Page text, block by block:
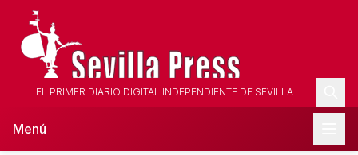
EL PRIMER DIARIO DIGITAL INDEPENDIENTE DE SEVILLA
Menú